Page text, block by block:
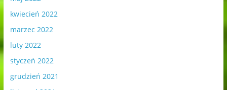
kwiecień 2022
marzec 2022
luty 2022
styczeń 2022
grudzień 2021